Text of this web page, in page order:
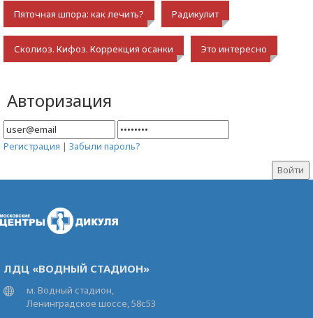
Пяточная шпора: как лечить? Радикулит
Сколиоз. Кифоз. Коррекция осанки Это интересно
Авторизация
Регистрация | Забыли пароль?
ЛДЦ «ВОДНЫЙ СТАДИОН»
м. Водный стадион,
Ленинградское шоссе, 58с53